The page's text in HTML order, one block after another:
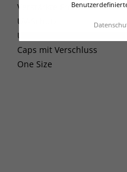
Verstärkte Front
UV-Schutz
UV-Schutz
Caps mit Verschluss
One Size